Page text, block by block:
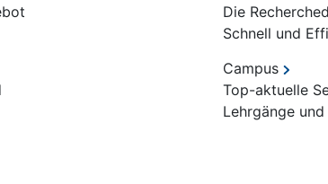
Die
Schnell und
Campus
Top-aktuelle
Lehrgänge und